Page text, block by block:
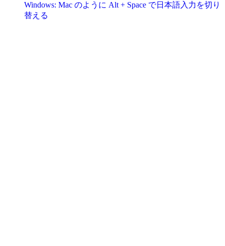
Windows: Mac のように Alt + Space で日本語入力を切り
替える